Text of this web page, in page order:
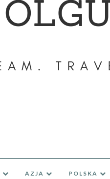
AZJA POLSKA